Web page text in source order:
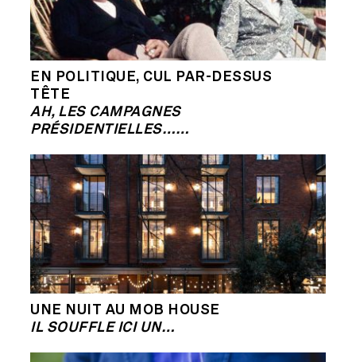
EN POLITIQUE, CUL PAR-DESSUS
TÊTE
AH, LES CAMPAGNES
PRÉSIDENTIELLES……
UNE NUIT AU MOB HOUSE
IL SOUFFLE ICI UN…